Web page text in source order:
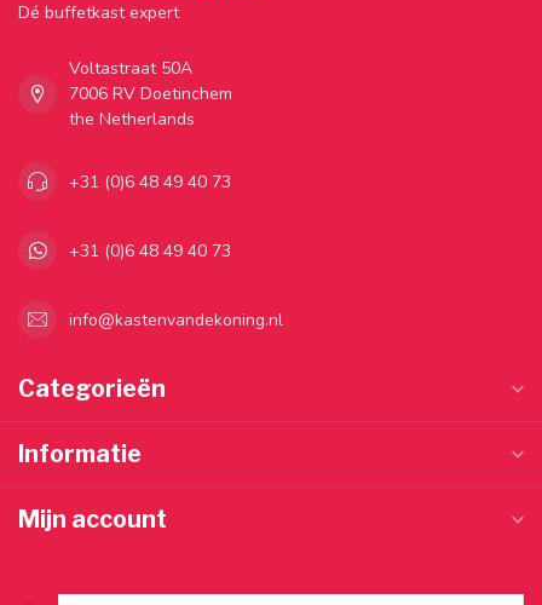
Dé buffetkast expert
Voltastraat 50A
7006 RV Doetinchem
the Netherlands
+31 (0)6 48 49 40 73
+31 (0)6 48 49 40 73
info@kastenvandekoning.nl
Categorieën
Informatie
Mijn account